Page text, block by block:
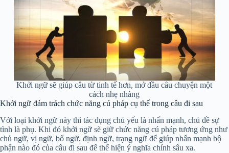
Khởi ngữ sẽ giúp câu từ tinh tế hơn, mở đầu câu chuyện một
cách nhẹ nhàng
Khởi ngữ đảm trách chức năng cú pháp cụ thể trong câu đi sau
Với loại khởi ngữ này thì tác dụng chủ yếu là nhấn mạnh, chủ đề sự
tình là phụ. Khi đó khởi ngữ sẽ giữ chức năng cú pháp tương ứng như
chủ ngữ, vị ngữ, bổ ngữ, định ngữ, trạng ngữ để giúp nhấn mạnh bộ
phận nào đó của câu đi sau để thể hiện ý nghĩa chính sâu xa.